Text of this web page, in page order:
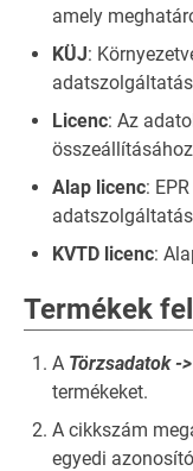
amely
KÜJ:
Licenc: Az
Alap licenc:
adatszolgáltatás
KVTD licenc:
Termékek
A Törzsadatok -
termékeket.
A cikkszám
egyedi